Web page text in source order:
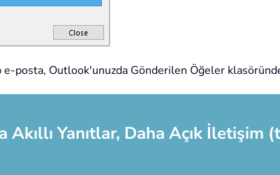
e-posta, Outlook'unuzda Gönderilen Öğeler
Yanıtlar, Daha Açık İletişim